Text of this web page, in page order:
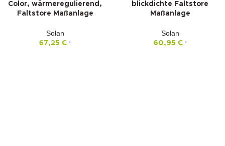
Color, wärmeregulierend,
Faltstore Maßanlage
Solan
67,25 € *
blickdichte Faltstore
Maßanlage
Solan
60,95 € *